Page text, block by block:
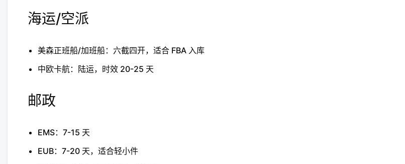
海运/空派
美森正班船/加班船：六截四开，适合 FBA 入库
中欧卡航：陆运，时效 20-25 天
邮政
EMS：7-15 天
EUB：7-20 天，适合轻小件